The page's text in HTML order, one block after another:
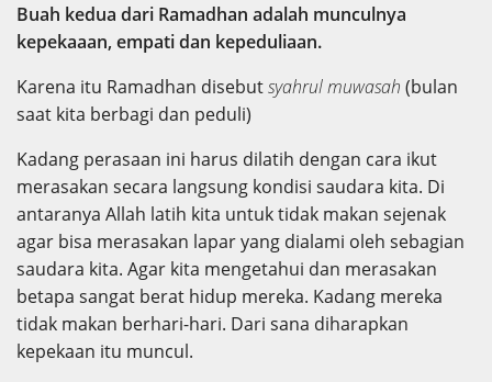
Buah kedua dari Ramadhan adalah munculnya
kepekaaan, empati dan kepeduliaan.
Karena itu Ramadhan disebutsyahrul muwasah (bulan
saat kita berbagi dan peduli)
Kadang perasaan ini harus dilatih dengan cara ikut
merasakan secara langsung kondisi saudara kita. Di
antaranya Allah latih kita untuk tidak makan sejenak
agar bisa merasakan lapar yang dialami oleh sebagian
saudara kita. Agar kita mengetahui dan merasakan
betapa sangat berat hidup mereka. Kadang mereka
tidak makan berhari-hari. Dari sana diharapkan
kepekaan itu muncul.